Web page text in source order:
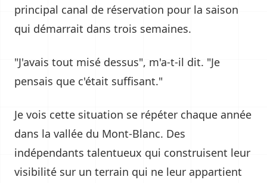
principal canal de réservation pour la saison
qui démarrait dans trois semaines.
"J'avais tout misé dessus", m'a-t-il dit. "Je
pensais que c'était suffisant."
Je vois cette situation se répéter chaque année
dans la vallée du Mont-Blanc. Des
indépendants talentueux qui construisent leur
visibilité sur un terrain qui ne leur appartient